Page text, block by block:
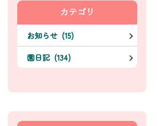
カテゴリ
お知らせ (15)
園日記 (134)